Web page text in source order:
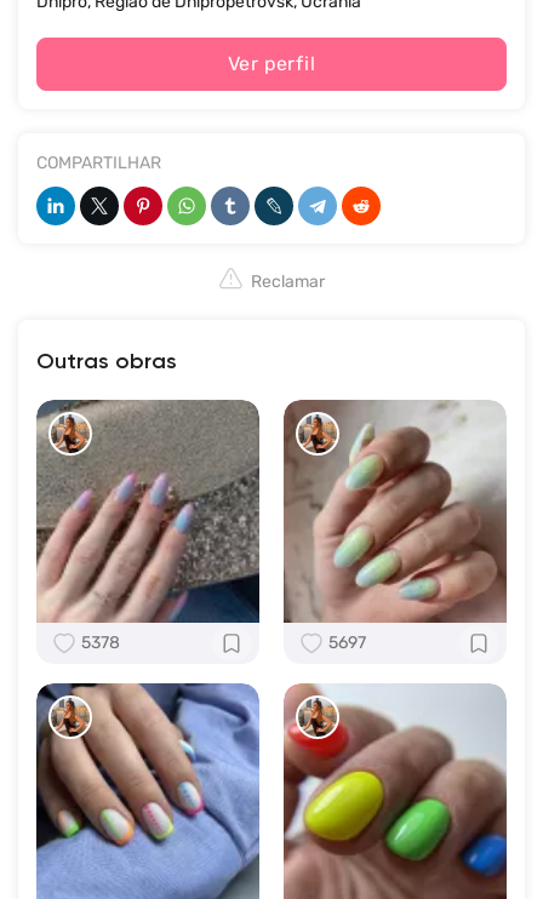
Ver perfil
COMPARTILHAR
Reclamar
Outras obras
5378 5697